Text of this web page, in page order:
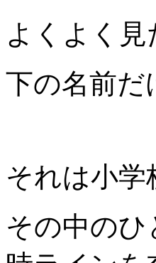
よくよく
下の名前だ
それは小
その中の